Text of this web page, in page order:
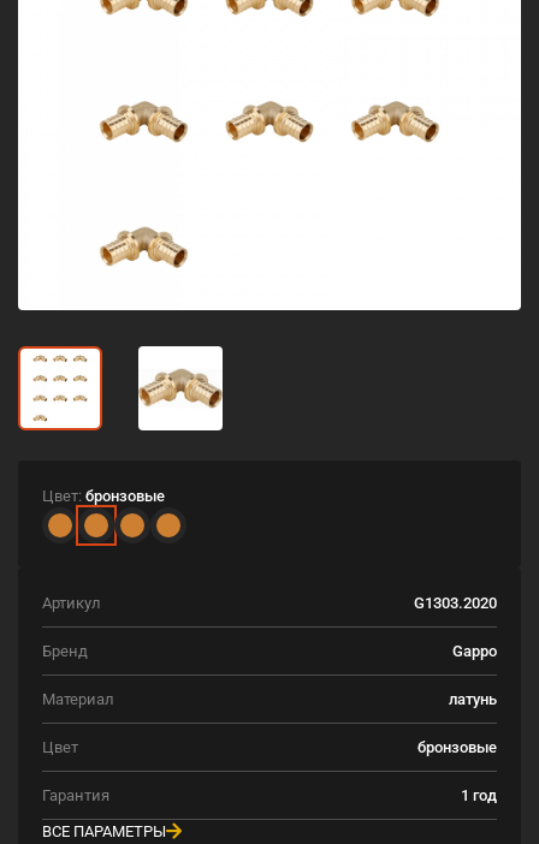
Цвет: бронзовые
Артикул G1303.2020
Бренд Gappo
Материал латунь
Цвет бронзовые
Гарантия
1 год
ВСЕ ПАРАМЕТРЫ